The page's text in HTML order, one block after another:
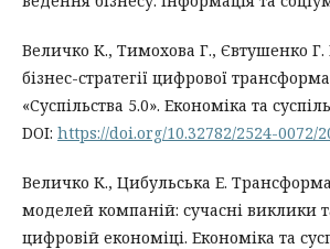
Величко К., Тимохова Г., Євтушенко
бізнес-стратегії цифрової
«Суспільства 5.0». Економіка та
DOI: https://doi.org/10.32782/2524-0072/
Величко К., Цибульська Е.
моделей компаній: сучасні виклики
цифровій економіці. Економіка та